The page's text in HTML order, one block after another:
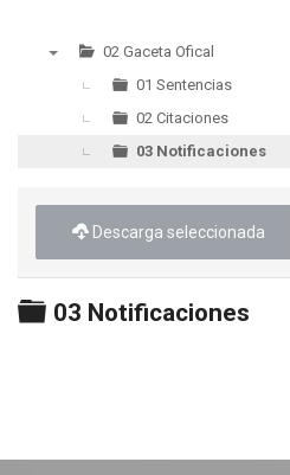
02 Gaceta Ofical
01 Sentencias
02 Citaciones
03 Notificaciones
Descarga seleccionada
Carpeta
03 Notificaciones